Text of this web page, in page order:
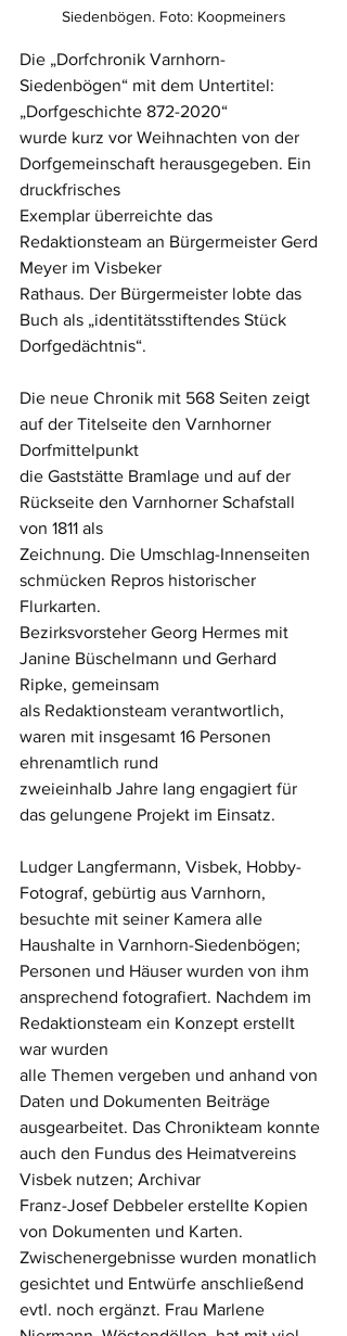
Siedenbögen. Foto: Koopmeiners
Die „Dorfchronik Varnhorn-
Siedenbögen“ mit dem Untertitel:
„Dorfgeschichte 872-2020“
wurde kurz vor Weihnachten von der
Dorfgemeinschaft herausgegeben. Ein
druckfrisches
Exemplar überreichte das
Redaktionsteam an Bürgermeister Gerd
Meyer im Visbeker
Rathaus. Der Bürgermeister lobte das
Buch als „identitätsstiftendes Stück
Dorfgedächtnis“.
Die neue Chronik mit 568 Seiten zeigt
auf der Titelseite den Varnhorner
Dorfmittelpunkt
die Gaststätte Bramlage und auf der
Rückseite den Varnhorner Schafstall
von 1811 als
Zeichnung. Die Umschlag-Innenseiten
schmücken Repros historischer
Flurkarten.
Bezirksvorsteher Georg Hermes mit
Janine Büschelmann und Gerhard
Ripke, gemeinsam
als Redaktionsteam verantwortlich,
waren mit insgesamt 16 Personen
ehrenamtlich rund
zweieinhalb Jahre lang engagiert für
das gelungene Projekt im Einsatz.
Ludger Langfermann, Visbek, Hobby-
Fotograf, gebürtig aus Varnhorn,
besuchte mit seiner Kamera alle
Haushalte in Varnhorn-Siedenbögen;
Personen und Häuser wurden von ihm
ansprechend fotografiert. Nachdem im
Redaktionsteam ein Konzept erstellt
war wurden
alle Themen vergeben und anhand von
Daten und Dokumenten Beiträge
ausgearbeitet. Das Chronikteam konnte
auch den Fundus des Heimatvereins
Visbek nutzen; Archivar
Franz-Josef Debbeler erstellte Kopien
von Dokumenten und Karten.
Zwischenergebnisse wurden monatlich
gesichtet und Entwürfe anschließend
evtl. noch ergänzt. Frau Marlene